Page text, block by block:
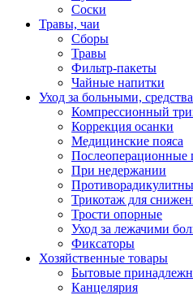
Соски
Травы, чаи
Сборы
Травы
Фильтр-пакеты
Чайные напитки
Уход за больными,
Компрессионный
Коррекция осанки
Медицинские пояса
Послеоперационные
При недержании
Трикотаж для
Трости опорные
Уход за лежачими
Фиксаторы
Хозяйственные товары
Бытовые
Канцелярия